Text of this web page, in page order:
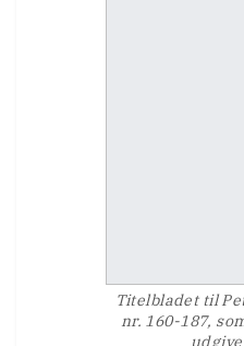
Titelbladet til
nr. 160-187,